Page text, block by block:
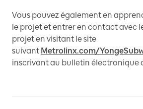
Vous pouvez également en
le projet et entrer en contact avec
projet en visitant le site
suivant Metrolinx.com/
inscrivant au bulletin électronique